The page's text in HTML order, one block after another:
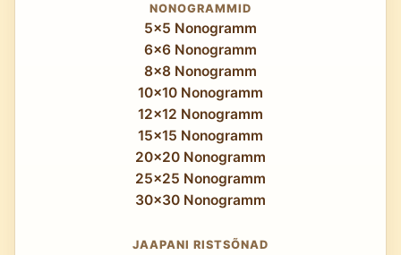
NONOGRAMMID
5x5 Nonogramm
6x6 Nonogramm
8x8 Nonogramm
10x10 Nonogramm
12x12 Nonogramm
15x15 Nonogramm
20x20 Nonogramm
25x25 Nonogramm
30x30 Nonogramm
JAAPANI RISTSÕNAD